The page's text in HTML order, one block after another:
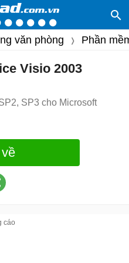
văn phòng Phần
Visio 2003
SP3 cho Microsoft